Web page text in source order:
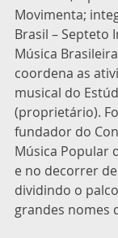
Movimenta;
Brasil – Septeto
Música
coordena as
musical do
(proprietário).
fundador do
Música Popular
e no decorrer
dividindo o
grandes nomes